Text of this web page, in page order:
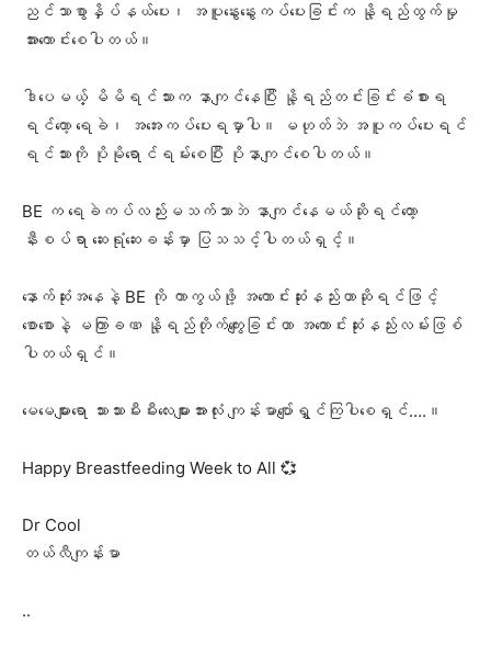
ညင်သာစွာနှိပ်နယ်ပေး၊ အပူနွေးနွေးကပ်ပေးခြင်းက နို့ရည်ထွက်မှု
အားကောင်းစေပါတယ်။
ဒါပေမယ့့် မိမိရင်သားက နာကျင်နေပြီး နို့ရည်တင်းခြင်းခံစားရ
ရင်တော့ ရေခဲ၊ အအေးကပ်ပေးရမှာပါ။ မဟုတ်ဘဲ အပူကပ်ပေးရင်
ရင်သားကို ပိုမိုရောင်ရမ်းစေပြီး ပိုနာကျင်စေပါတယ်။
BE က ရေခဲကပ်လည်းမသက်သာဘဲ နာကျင်နေမယ်ဆိုရင်တော့
နီးစပ်ရာ ဆေးရုံဆေးခန်းမှာ ပြသသင့်ပါတယ်ရှင့်။
နောက်ဆုံးအနေနဲ့ BE ကို ကာကွယ်ဖို့ အကောင်းဆုံးနည်းဟာဆိုရင်ဖြင့်
စောစောနဲ့ မကြာခဏ နို့ရည်တိုက်ကျွေးခြင်းဟာ အကောင်းဆုံးနည်းလမ်းဖြစ်
ပါတယ်ရှင်။
မေမေများရော သားသားမီးမီးလေးများအားလုံး ကျန်းမာပျော်ရွှင်ကြပါစေရှင်….။
Happy Breastfeeding Week to All 💞
Dr Cool
တယ်လီကျန်းမာ
..